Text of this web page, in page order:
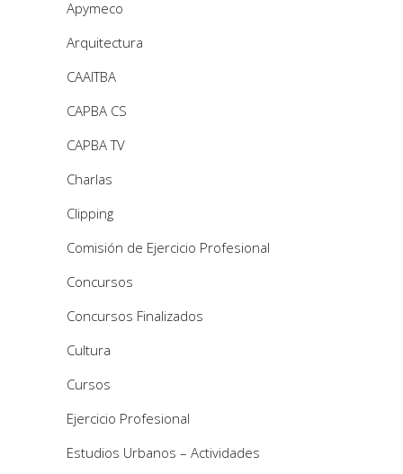
Apymeco
Arquitectura
CAAITBA
CAPBA CS
CAPBA TV
Charlas
Clipping
Comisión de Ejercicio Profesional
Concursos
Concursos Finalizados
Cultura
Cursos
Ejercicio Profesional
Estudios Urbanos – Actividades